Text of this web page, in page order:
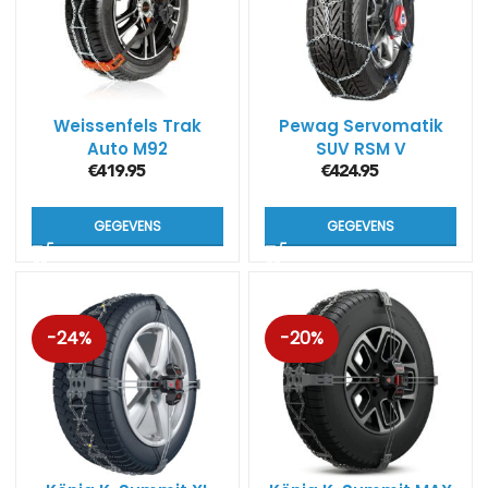
Weissenfels Trak
Auto M92
€419.95
GEGEVENS
Pewag Servomatik
SUV RSM V
€424.95
GEGEVENS
-24% -20%